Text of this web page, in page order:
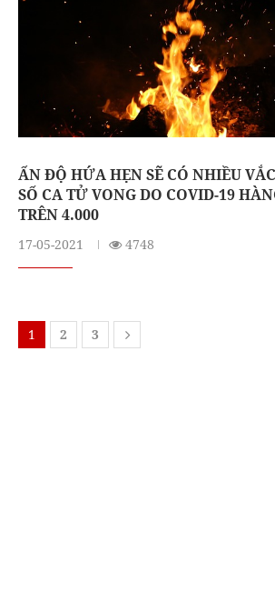
ẤN ĐỘ HỨA HẸN SẼ CÓ NHIỀU
SỐ CA TỬ VONG DO COVID-19
TRÊN 4.000
17-05-2021 4748
1 2 3